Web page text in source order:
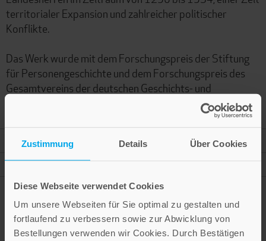
Zustimmung Details Über Cookies
Diese Webseite verwendet Cookies
Um unsere Webseiten für Sie optimal zu gestalten und
fortlaufend zu verbessern sowie zur Abwicklung von
Bestellungen verwenden wir Cookies. Durch Bestätigen
territorialer Expansion und zahlreicher politischer
Konflikte.
Das Werk wurde mit dem Forschungspreis der Stiftung
für Personengeschichte und dem Forschungspreis des
Gesamtvereins der deutschen Geschichts- und
Mehr Informationen
Autor
Presseinformation drucken